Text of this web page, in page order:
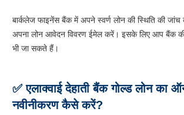
बार्कलेज फाइनेंस बैंक में अपने स्वर्ण लोन की स्थिति की
अपना लोन आवेदन विवरण ईमेल करें। इसके लिए आप बैंक की
भी जा सकते हैं।
✅ एलाक्वाई देहाती बैंक गोल्ड लोन का
नवीनीकरण कैसे करें?